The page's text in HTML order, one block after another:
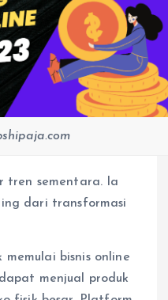
tren sementara. Ia
dari transformasi
memulai bisnis online
menjual produk